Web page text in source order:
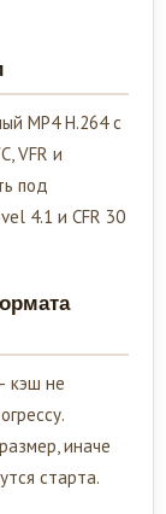
MP4 H.264 с
VFR и
под
4.1 и CFR 30
кэш не
иначе
старта.